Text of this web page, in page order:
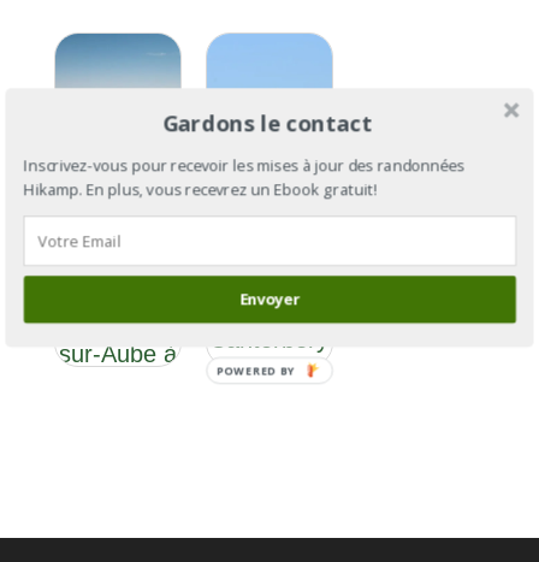
Via
Francigena
de Bar-
sur-Aube à
Francigena
: de
à Rome
Gardons le contact
Inscrivez-vous pour recevoir les mises à jour des randonnées
Hikamp. En plus, vous recevrez un Ebook gratuit!
Envoyer
POWERED BY